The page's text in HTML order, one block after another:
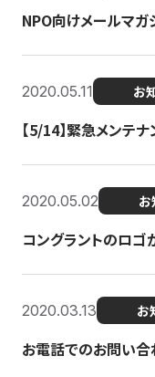
NPO向けメールマ
2020.05.11 お
【5/14】緊急メンテ
2020.05.02 お
コングラントのロゴ
2020.03.13 お
お電話でのお問い